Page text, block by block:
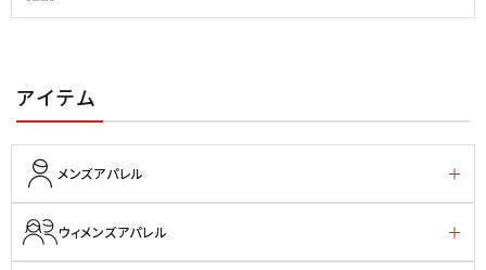
アイテム
メンズアパレル
ウィメンズアパレル